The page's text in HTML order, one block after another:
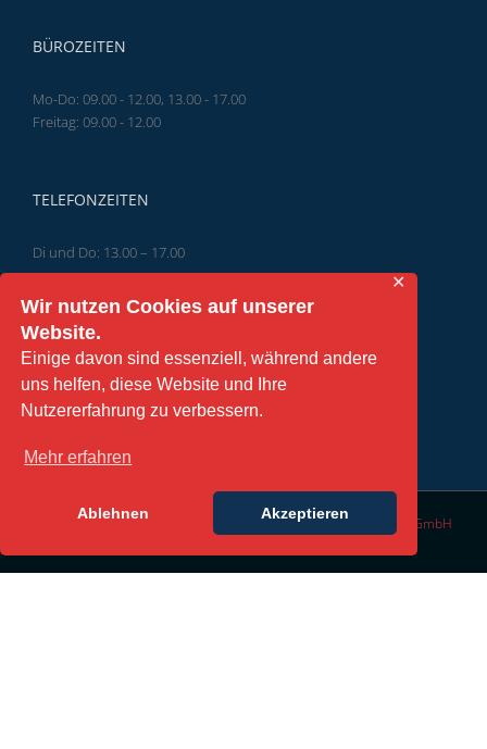
Wir nutzen Cookies auf unserer
Website.
Einige davon sind essenziell, während andere
uns helfen, diese Website und Ihre
Nutzererfahrung zu verbessern.
Mehr erfahren
Ablehnen Akzeptieren
✕
BÜROZEITEN
Mo-Do: 09.00 - 12.00, 13.00 - 17.00
Freitag: 09.00 - 12.00
TELEFONZEITEN
Di und Do: 13.00 – 17.00
TERMIN VEREINBAREN
© Copyright 2016 | All Rights Reserved | Design byDesignLabs GmbH